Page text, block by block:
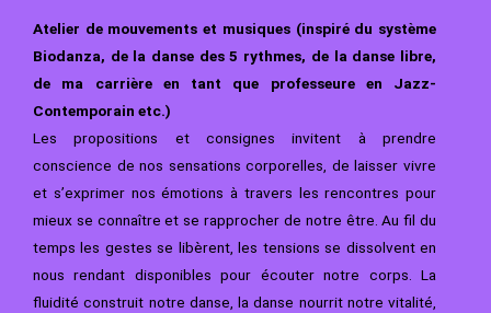
Atelier de mouvements et musiques (inspiré du système
Biodanza, de la danse des 5 rythmes, de la danse libre,
de ma carrière en tant que professeure en Jazz-
Contemporain etc.)
Les propositions et consignes invitent à prendre
conscience de nos sensations corporelles, de laisser vivre
et s’exprimer nos émotions à travers les rencontres pour
mieux se connaître et se rapprocher de notre être. Au fil du
temps les gestes se libèrent, les tensions se dissolvent en
nous rendant disponibles pour écouter notre corps.La
fluidité construit notre danse, la danse nourrit notre vitalité,